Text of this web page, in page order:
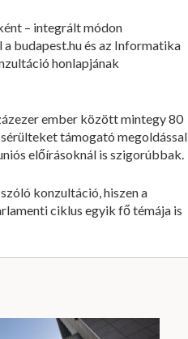
– integrált módon
budapest.hu és az Informatika
honlapjának
ember között mintegy 80
támogató megoldással
előírásoknál is szigorúbbak.
konzultáció, hiszen a
ciklus egyik fő témája is